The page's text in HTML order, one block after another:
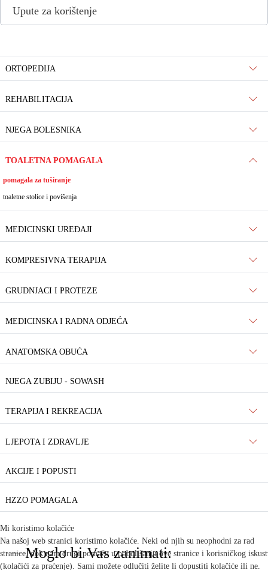
ORTOPEDIJA
REHABILITACIJA
NJEGA BOLESNIKA
TOALETNA POMAGALA
pomagala za tuširanje
toaletne stolice i povišenja
MEDICINSKI UREĐAJI
KOMPRESIVNA TERAPIJA
GRUDNJACI I PROTEZE
MEDICINSKA I RADNA ODJEĆA
ANATOMSKA OBUĆA
NJEGA ZUBIJU - SOWASH
TERAPIJA I REKREACIJA
LJEPOTA I ZDRAVLJE
AKCIJE I POPUSTI
HZZO POMAGALA
Upute za korištenje
Moglo bi Vas zanimati:
Mi koristimo kolačiće
Na našoj web stranici koristimo kolačiće. Neki od njih su neophodni za rad
stranice, dok nam drugi pomažu u poboljšanju ove stranice i korisničkog
(kolačići za praćenje). Sami možete odlučiti želite li dopustiti kolačiće ili ne.